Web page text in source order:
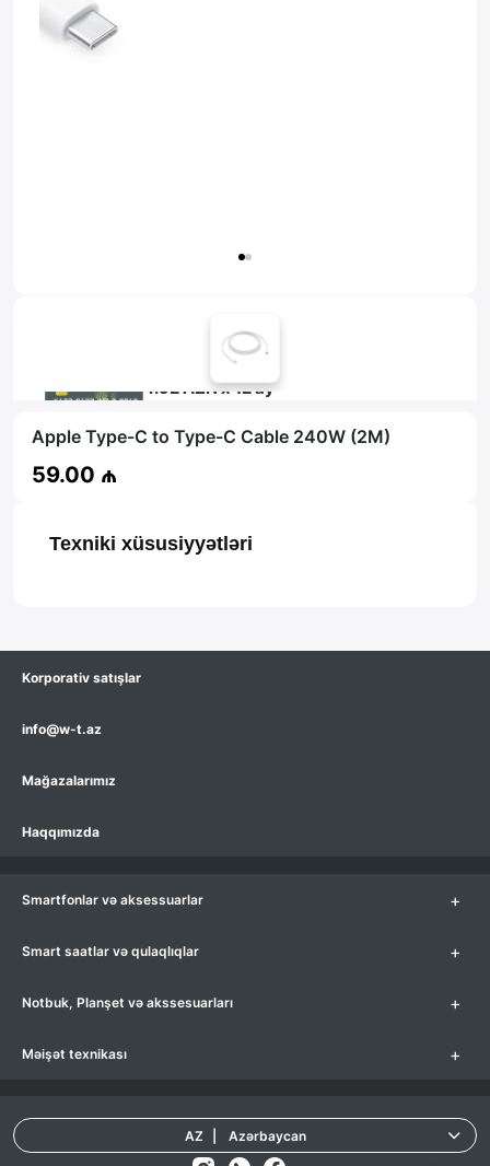
Apple Type-C to Type-C Cable 240W (2M)
59.00 ₼
Məsləhət al
4.92 AZN x 12 ay
Texniki xüsusiyyətləri
Korporativ satışlar
info@w-t.az
Mağazalarımız
Haqqımızda
Smartfonlar və aksessuarlar +
Smart saatlar və qulaqlıqlar +
Notbuk, Planşet və akssesuarları +
Məişət texnikası +
AZ Azərbaycan